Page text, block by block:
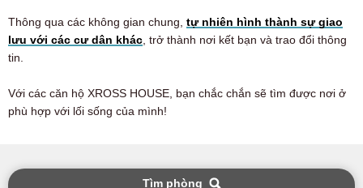
Thông qua các không gian chung, tự nhiên hình thành sự giao
lưu với các cư dân khác, trở thành nơi kết bạn và trao đổi thông
tin.
Với các căn hộ XROSS HOUSE, bạn chắc chắn sẽ tìm được nơi ở
phù hợp với lối sống của mình!
Tìm phòng